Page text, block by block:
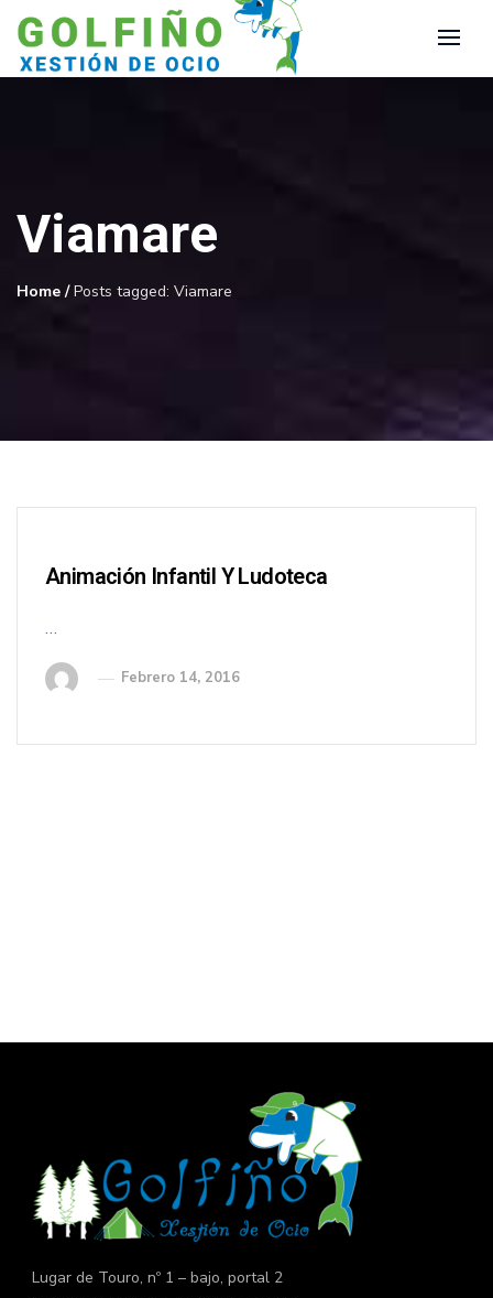
Viamare
Home /Posts tagged: Viamare
Animación Infantil Y Ludoteca
…
Febrero 14, 2016
Lugar de Touro, nº 1 – bajo, portal 2